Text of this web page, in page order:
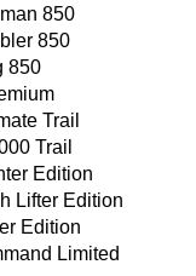
850
850
850
Trail
Trail
Edition
Lifter Edition
Edition
Limited